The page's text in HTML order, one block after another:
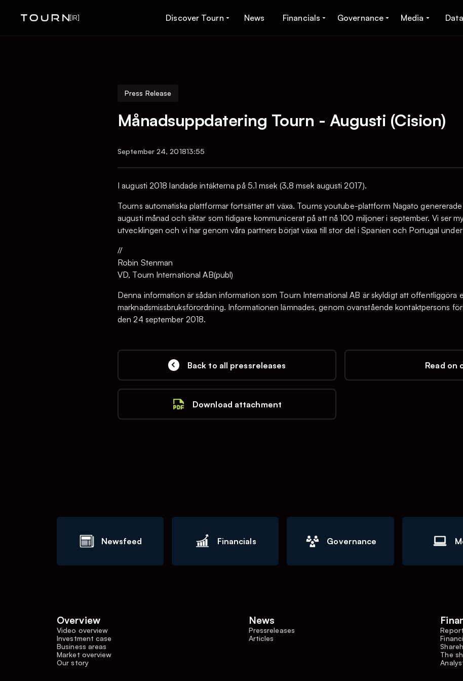
[IR] Discover Tourn News Financials Governance Media Data
Press Release
Månadsuppdatering Tourn - Augusti (Cision)
September 24, 201813:55
I augusti 2018 landade intäkterna på 5.1 msek (3,8 msek augusti 2017).
Tourns automatiska plattformar fortsätter att växa. Tourns youtube-plattform Nagato
augusti månad och siktar som tidigare kommunicerat på att nå 100 miljoner i september. Vi ser
utvecklingen och vi har genom våra partners börjat växa till stor del i Spanien och Portugal
//
Robin Stenman
VD, Tourn International AB(publ)
Denna information är sådan information som Tourn International AB är skyldigt att offentliggöra
marknadsmissbruksförordning. Informationen lämnades, genom ovanstående kontaktpersons
den 24 september 2018.
Back to all pressreleases Read on
Download attachment
Newsfeed Financials Governance
Overview
Video overview
Investment case
Business areas
Market overview
Our story
News
Pressreleases
Articles
The